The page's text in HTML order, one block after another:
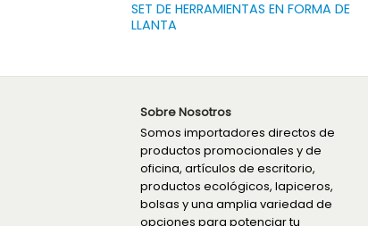
SET DE HERRAMIENTAS EN FORMA DE
LLANTA
Sobre Nosotros
Somos importadores directos de
productos promocionales y de
oficina, artículos de escritorio,
productos ecológicos, lapiceros,
bolsas y una amplia variedad de
opciones para potenciar tu